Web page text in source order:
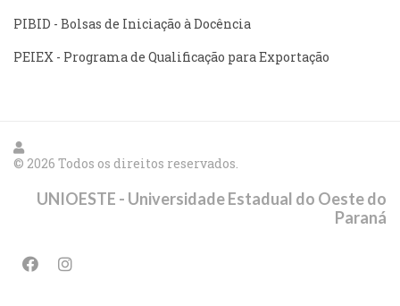
PIBID - Bolsas de Iniciação à Docência
PEIEX - Programa de Qualificação para Exportação
© 2026 Todos os direitos reservados.
UNIOESTE - Universidade Estadual do Oeste do
Paraná